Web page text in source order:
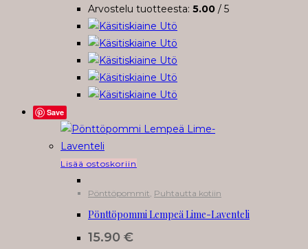
tehdä
valinnat
tuotteen
sivulla.
Arvostelu tuotteesta: 5.00 / 5
Save
Lisää ostoskoriin
Pönttöpommit, Puhtautta kotiin
Pönttöpommi Lempeä Lime-Laventeli
15.90 €